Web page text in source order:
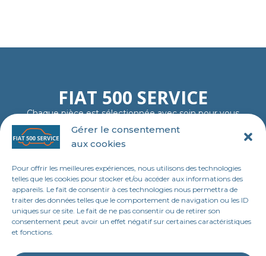
Gérer le consentement
aux cookies
Pour offrir les meilleures expériences, nous utilisons des technologies
telles que les cookies pour stocker et/ou accéder aux informations des
appareils. Le fait de consentir à ces technologies nous permettra de
traiter des données telles que le comportement de navigation ou les ID
uniques sur ce site. Le fait de ne pas consentir ou de retirer son
consentement peut avoir un effet négatif sur certaines caractéristiques
et fonctions.
FIAT 500 SERVICE
Chaque pièce est sélectionnée avec soin pour vous
garantir fiabilité, authenticité et plaisir de rouler…
comme au premier jour.
06 11 23 40 18
MENU
Accueil
Boutique en ligne